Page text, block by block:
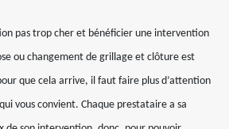
pas trop cher et bénéficier une intervention
ou changement de grillage et clôture est
que cela arrive, il faut faire plus d’attention
vous convient. Chaque prestataire a sa